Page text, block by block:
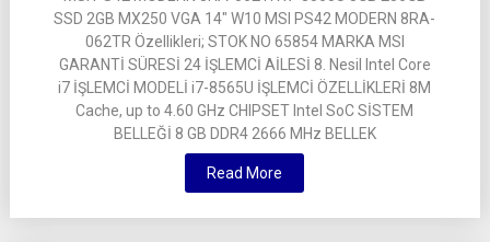
SSD 2GB MX250 VGA 14″ W10 MSI PS42 MODERN 8RA-
062TR Özellikleri; STOK NO 65854 MARKA MSI
GARANTİ SÜRESİ 24 İŞLEMCİ AİLESİ 8. Nesil Intel Core
i7 İŞLEMCİ MODELİ i7-8565U İŞLEMCİ ÖZELLİKLERİ 8M
Cache, up to 4.60 GHz CHIPSET Intel SoC SİSTEM
BELLEĞİ 8 GB DDR4 2666 MHz BELLEK
Read More